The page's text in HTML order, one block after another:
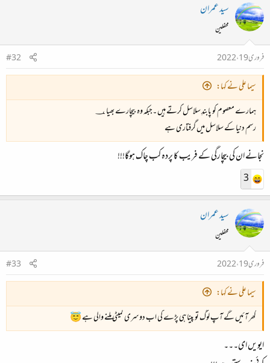
سید عمران
محفلین
فروری 19، 2022
#32
سیما علی نے کہا:
ہمارے معصوم کو پابندِ سلاسل کرتے ہیں ۔جبکہ وہ بیچارے بھیا ؀
رسم دنیا کے سلاسل میں گرفتاری ہے
نجانے ان کی بیچارگی کے فریب کا پردہ کب چاک ہوگا!!!
3
سید عمران
محفلین
فروری 19، 2022
#33
سیما علی نے کہا:
گھر آئیں گے آپ لوگ تو پینا ہی پڑے گی اب دوسری کمیٹی ملنے والی ہے 😇
ایویں ای۔۔۔